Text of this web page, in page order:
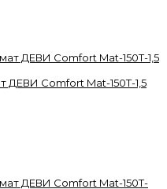
ДЕВИ Comfort Mat-150T-1,5